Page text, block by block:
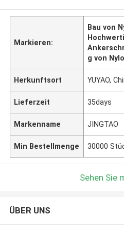
Markieren:
Bau von
g von
Herkunftsort YUYAO,
Lieferzeit 35days
Markenname JINGTAO
Min Bestellmenge 30000
Sehen Sie
ÜBER UNS